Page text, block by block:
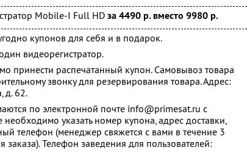
Mobile-I Full HD за 4490 р. вместо 9980 р.
купонов для себя и в подарок.
видеорегистратор.
принести распечатанный купон. Самовывоз товара
звонку для резервирования товара. Адрес:
д. 62.
по электронной почте info@primesat.ru с
необходимо указать номер купона, адрес доставки,
телефон (менеджер свяжется с вами в течение 3
Телефон заведения для пользователей: